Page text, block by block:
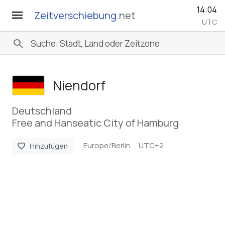
menu Zeitverschiebung.net 14:04
UTC
search
Niendorf
Deutschland
Free and Hanseatic City of Hamburg
favorite Hinzufügen Europe/Berlin UTC+2